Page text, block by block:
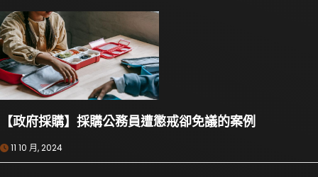
【政府採購】採購公務員遭懲戒卻免議的案例
11 10 月, 2024